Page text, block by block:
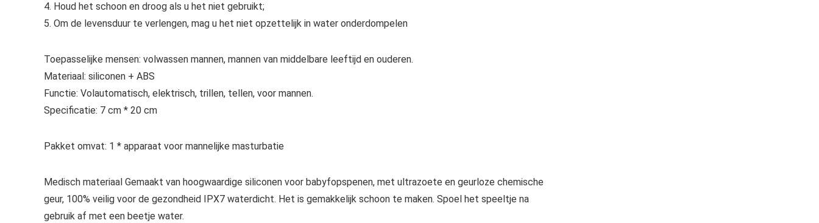
4. Houd het schoon en droog als u het niet gebruikt;
5. Om de levensduur te verlengen, mag u het niet opzettelijk in water onderdompelen
Toepasselijke mensen: volwassen mannen, mannen van middelbare leeftijd en ouderen.
Materiaal: siliconen + ABS
Functie: Volautomatisch, elektrisch, trillen, tellen, voor mannen.
Specificatie: 7 cm * 20 cm
Pakket omvat: 1 * apparaat voor mannelijke masturbatie
Medisch materiaal Gemaakt van hoogwaardige siliconen voor babyfopspenen, met ultrazoete en geurloze chemische
geur, 100% veilig voor de gezondheid IPX7 waterdicht. Het is gemakkelijk schoon te maken. Spoel het speeltje na
gebruik af met een beetje water.